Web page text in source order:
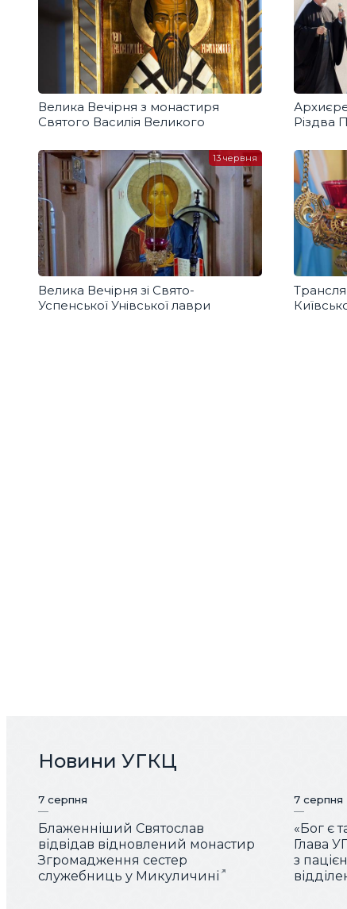
Велика Вечірня з монастиря
Святого Василія Великого
Різдва
Велика Вечірня зі Свято-
Успенської Унівської лаври
13 червня
Новини УГКЦ
7 серпня
Блаженніший Святослав
відвідав відновлений монастир
Згромадження сестер
служебниць у Микуличині
7 серпня
«Бог є
Глава
з